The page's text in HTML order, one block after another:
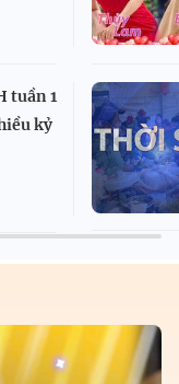
tuần 1
kỷ